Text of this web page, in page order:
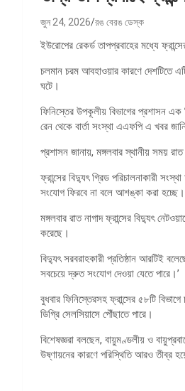
জুন 24, 2026 রঙ বেরঙ ডেস্ক
ইউরোপের রেকর্ড তাপপ্রবাহের মধ্যে
চলমান চরম আবহাওয়ার কারণে দেশটিতে
ঘটে।
ফিনিস্তের উপকূলীয় বিভাগের প্রশাসন এক
রেন থেকে বার্তা সংস্থা এএফপি এ খবর
প্রশাসন জানায়, মঙ্গলবার স্থানীয় সময়
ফ্রান্সের বিদ্যুৎ গ্রিড পরিচালনাকারী
সংযোগ ফিরবে না বলে আশঙ্কা করা হচ্ছে।
মঙ্গলবার রাত নাগাদ ফ্রান্সের বিদ্যুৎ
করেছে।
বিদ্যুৎ সরবরাহকারী প্রতিষ্ঠান আরটিই
সবচেয়ে দ্রুত সংযোগ দেওয়া যেতে পারে।’
বুধবার ফিনিস্তেরসহ ফ্রান্সের ৫৮টি
ডিগ্রি সেলসিয়াসে পৌঁছাতে পারে।
বিশেষজ্ঞরা বলছেন, বায়ুমণ্ডলীয় ও
উষ্ণায়নের কারণে পরিস্থিতি আরও তীব্র